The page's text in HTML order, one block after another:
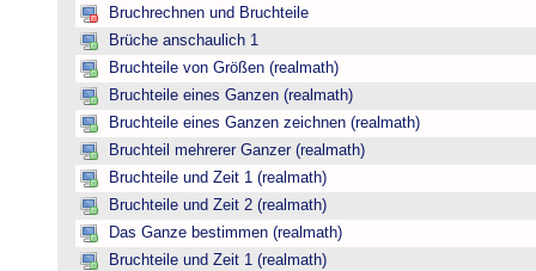
Bruchrechnen und Bruchteile
Brüche anschaulich 1
Bruchteile von Größen (realmath)
Bruchteile eines Ganzen (realmath)
Bruchteile eines Ganzen zeichnen (realmath)
Bruchteil mehrerer Ganzer (realmath)
Bruchteile und Zeit 1 (realmath)
Bruchteile und Zeit 2 (realmath)
Das Ganze bestimmen (realmath)
Bruchteile und Zeit 1 (realmath)